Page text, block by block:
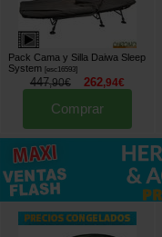
Pack Cama y Silla Daiwa Sleep
System [esc16593]
447,90€ 262,94€
Comprar